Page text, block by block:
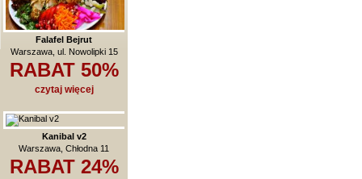
Falafel Bejrut
Warszawa, ul. Nowolipki 15
RABAT 50%
czytaj więcej
Kanibal v2
Warszawa, Chłodna 11
RABAT 24%